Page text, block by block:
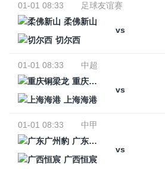
01-01 08:33
足球友谊赛
柔佛新山
vs
切尔西
01-01 08:33
中超
重庆铜梁龙
vs
上海海港
01-01 08:33
中甲
广东广州豹
vs
广西恒宸